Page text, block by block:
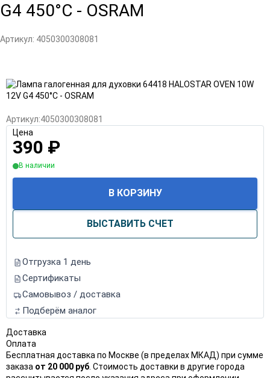
G4 450°С - OSRAM
Артикул: 4050300308081
Артикул:4050300308081
Цена
390 ₽
В наличии
В КОРЗИНУ
ВЫСТАВИТЬ СЧЕТ
Отгрузка 1 день
Сертификаты
Самовывоз / доставка
Подберём аналог
Доставка
Оплата
Бесплатная доставка по Москве (в пределах МКАД) при сумме
заказа от 20 000 руб . Стоимость доставки в другие города